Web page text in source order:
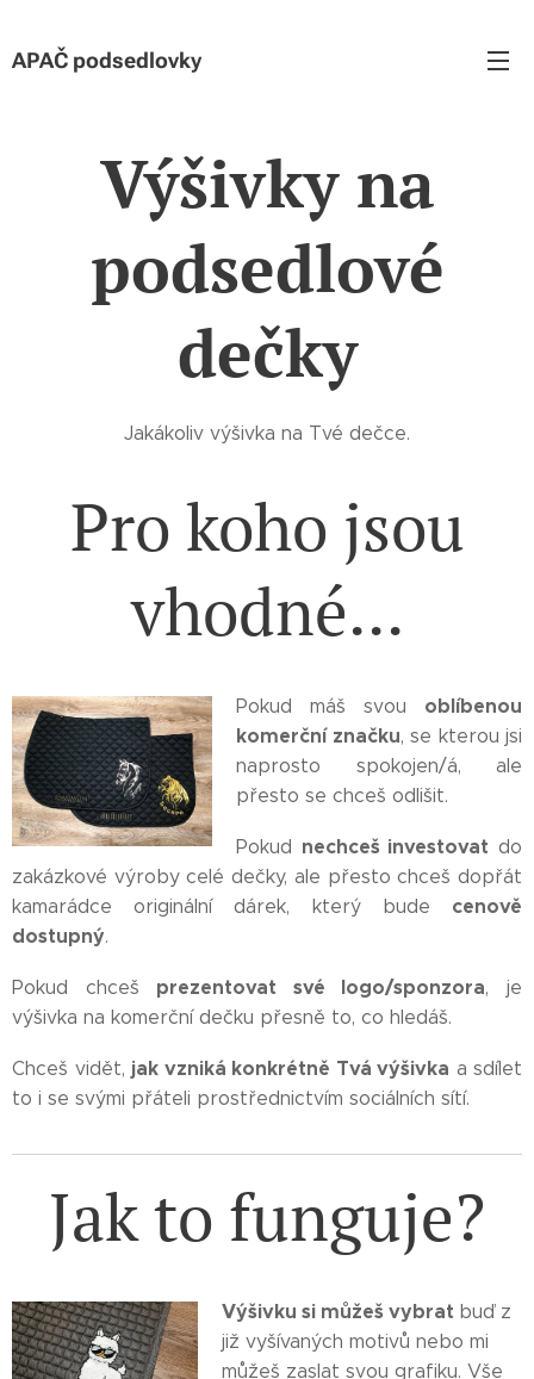
APAČ podsedlovky
Výšivky na
podsedlové
dečky
Jakákoliv výšivka na Tvé dečce.
Pro koho jsou
vhodné...
Pokud máš svou oblíbenou
komerční značku, se kterou jsi
naprosto spokojen/á, ale
přesto se chceš odlišit.
Pokud nechceš investovat do
zakázkové výroby celé dečky, ale přesto chceš dopřát
kamarádce originální dárek, který bude cenově
dostupný.
Pokud chceš prezentovat své logo/sponzora, je
výšivka na komerční dečku přesně to, co hledáš.
Chceš vidět, jak vzniká konkrétně Tvá výšivka a sdílet
to i se svými přáteli prostřednictvím sociálních sítí.
Jak to funguje?
Výšivku si můžeš vybrat buď z
již vyšívaných motivů nebo mi
můžeš zaslat svou grafiku. Vše